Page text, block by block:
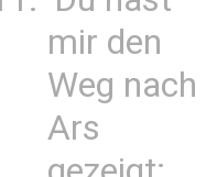
mir den
Weg nach
Ars